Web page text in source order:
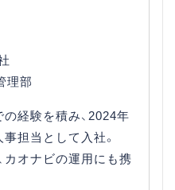
理部
経験を積み、2024年
担当として入社。
カオナビの運用にも携